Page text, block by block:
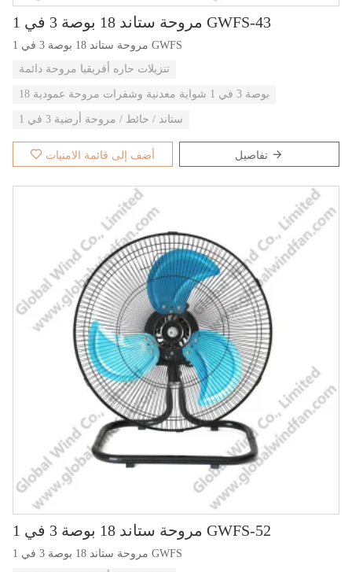
مروحة ستاند 18 بوصة 3 في 1 GWFS-43
مروحة ستاند 18 بوصة 3 في 1 GWFS
تنزيلات حاره أفريقيا مروحة دائمة
18 بوصة 3 في 1 شواية معدنية وشفرات مروحة عمودية
ستاند / حائط / مروحة أرضية 3 في 1
أضف إلى قائمة الامنيات تفاصيل
مروحة ستاند 18 بوصة 3 في 1 GWFS-52
مروحة ستاند 18 بوصة 3 في 1 GWFS